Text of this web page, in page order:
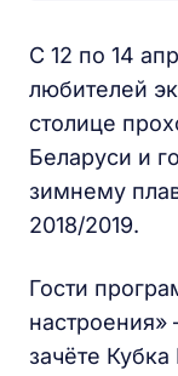
С 12 по 14
любителей
столице
Беларуси и
зимнему
2018/2019.
Гости
настроения»
зачёте